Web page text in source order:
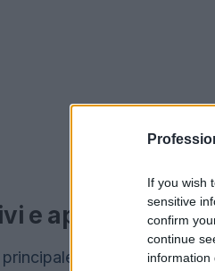
If you wish
sensitive
confirm
continue
information
e approccio
dell’intervento è